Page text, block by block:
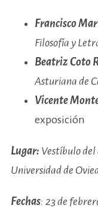
Francisco
Filosofía y
Beatriz Coto
Asturiana de
Vicente
exposición
Lugar: Vestíbulo
Universidad de
Fechas: 23 de